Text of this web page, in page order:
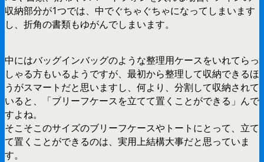
収納部分が1つでは、中でぐちゃぐちゃになってしまいます
し、折角の書類もゆがんでしまいます。
中にはバッグインバッグのような整理用ケースをいれてらっ
しゃる方もいるようですが、最初から整理して収納できるほ
うがスマートだと思いますし、何より、分割して収納されて
いると、「ブリーフケースを立てて置くことができる」んで
すよね。
そこそこのサイズのブリーフケースやトートにとって、立て
て置くことができるのは、実用上結構大事だと思っていま
す。